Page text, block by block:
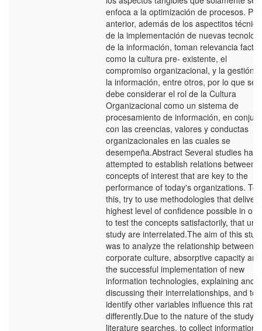
enfoca a la optimización de procesos.
anterior, además de los aspectitos
de la implementación de nuevas
de la información, toman relevancia
como la cultura pre- existente, el
compromiso organizacional, y la gestión
la información, entre otros, por lo que se
debe considerar el rol de la Cultura
Organizacional como un sistema de
procesamiento de información, en
con las creencias, valores y conductas
organizacionales en las cuales se
desempeña.Abstract Several studies have
attempted to establish relations between
concepts of interest that are key to the
performance of today's organizations. To
this, try to use methodologies that deliver
highest level of confidence possible in
to test the concepts satisfactorily, that
study are interrelated.The aim of this
was to analyze the relationship between
corporate culture, absorptive capacity and
the successful implementation of new
information technologies, explaining and
discussing their interrelationships, and to
identify other variables influence this ratio
differently.Due to the nature of the study,
literature searches, to collect information